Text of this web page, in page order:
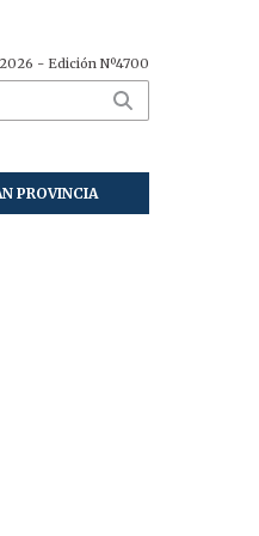
- Edición Nº4700
PROVINCIA